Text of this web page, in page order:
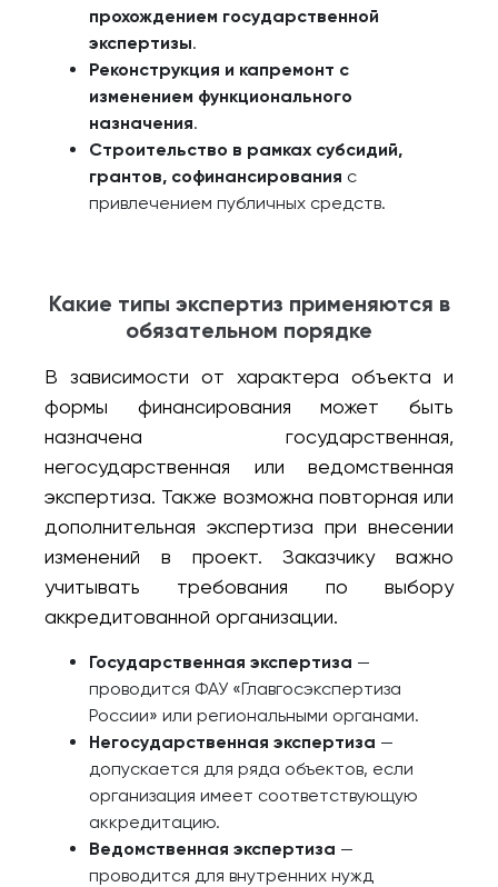
прохождением государственной
экспертизы.
Реконструкция и капремонт с
изменением функционального
назначения.
Строительство в рамках субсидий,
грантов, софинансирования с
привлечением публичных средств.
Какие типы экспертиз применяются в
обязательном порядке
В зависимости от характера объекта и
формы финансирования может быть
назначена государственная,
негосударственная или ведомственная
экспертиза. Также возможна повторная или
дополнительная экспертиза при внесении
изменений в проект. Заказчику важно
учитывать требования по выбору
аккредитованной организации.
Государственная экспертиза —
проводится ФАУ «Главгосэкспертиза
России» или региональными органами.
Негосударственная экспертиза —
допускается для ряда объектов, если
организация имеет соответствующую
аккредитацию.
Ведомственная экспертиза —
проводится для внутренних нужд